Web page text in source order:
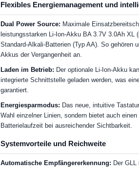
Flexibles Energiemanagement und
Dual Power Source: Maximale
leistungsstarken Li-Ion-Akku BA 3.7V 3.0Ah XL
Standard-Alkali-Batterien (Typ AA). So gehören
Akkus der Vergangenheit an.
Laden im Betrieb: Der optionale Li-Ion-Akku
integrierte Schnittstelle geladen werden, was
garantiert.
Energiesparmodus: Das neue, intuitive
Wahl einzelner Linien, sondern bietet auch
Batterielaufzeit bei ausreichender Sichtbarkeit.
Systemvorteile und Reichweite
Automatische Empfängererkennung: Der